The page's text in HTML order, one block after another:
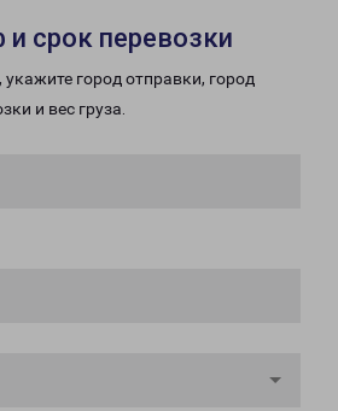
и срок перевозки
город отправки, город
и вес груза.